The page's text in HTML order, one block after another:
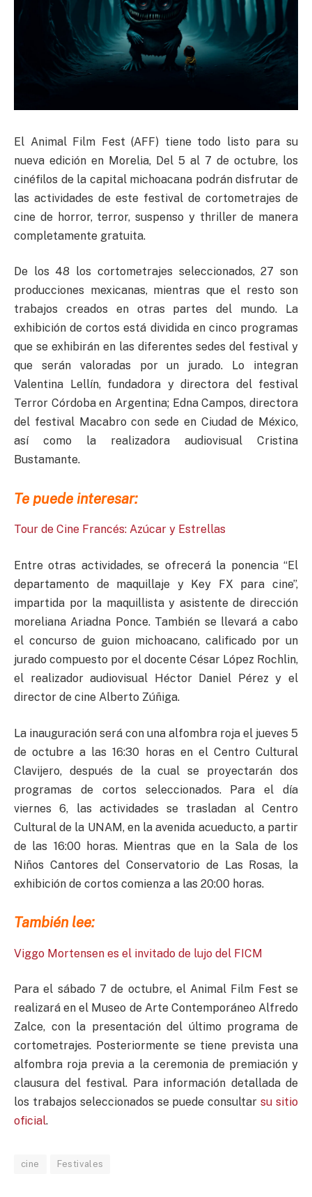
El Animal Film Fest (AFF) tiene todo listo para su
nueva edición en Morelia, Del 5 al 7 de octubre, los
cinéfilos de la capital michoacana podrán disfrutar de
las actividades de este festival de cortometrajes de
cine de horror, terror, suspenso y thriller de manera
completamente gratuita.
De los 48 los cortometrajes seleccionados, 27 son
producciones mexicanas, mientras que el resto son
trabajos creados en otras partes del mundo. La
exhibición de cortos está dividida en cinco programas
que se exhibirán en las diferentes sedes del festival y
que serán valoradas por un jurado. Lo integran
Valentina Lellín, fundadora y directora del festival
Terror Córdoba en Argentina; Edna Campos, directora
del festival Macabro con sede en Ciudad de México,
así como la realizadora audiovisual Cristina
Bustamante.
Te puede interesar:
Tour de Cine Francés: Azúcar y Estrellas
Entre otras actividades, se ofrecerá la ponencia “El
departamento de maquillaje y Key FX para cine”,
impartida por la maquillista y asistente de dirección
moreliana Ariadna Ponce. También se llevará a cabo
el concurso de guion michoacano, calificado por un
jurado compuesto por el docente César López Rochlin,
el realizador audiovisual Héctor Daniel Pérez y el
director de cine Alberto Zúñiga.
La inauguración será con una alfombra roja el jueves 5
de octubre a las 16:30 horas en el Centro Cultural
Clavijero, después de la cual se proyectarán dos
programas de cortos seleccionados. Para el día
viernes 6, las actividades se trasladan al Centro
Cultural de la UNAM, en la avenida acueducto, a partir
de las 16:00 horas. Mientras que en la Sala de los
Niños Cantores del Conservatorio de Las Rosas, la
exhibición de cortos comienza a las 20:00 horas.
También lee:
Viggo Mortensen es el invitado de lujo del FICM
Para el sábado 7 de octubre, el Animal Film Fest se
realizará en el Museo de Arte Contemporáneo Alfredo
Zalce, con la presentación del último programa de
cortometrajes. Posteriormente se tiene prevista una
alfombra roja previa a la ceremonia de premiación y
clausura del festival. Para información detallada de
los trabajos seleccionados se puede consultarsu sitio
oficial.
cine Festivales